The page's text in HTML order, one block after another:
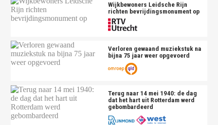
Wijkbewoners Leidsche Rijn
richten bevrijdingsmonument op
Verloren gewaand muziekstuk na
bijna 75 jaar weer opgevoerd
Terug naar 14 mei 1940: de dag
dat het hart uit Rotterdam werd
gebombardeerd